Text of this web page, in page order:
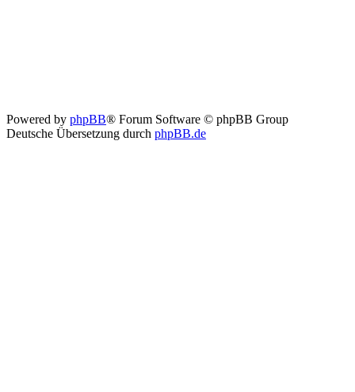
Powered by phpBB® Forum Software © phpBB Group
Deutsche Übersetzung durch phpBB.de